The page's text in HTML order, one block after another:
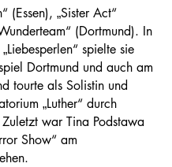
(Essen), „Sister Act“
(Dortmund). In
spielte sie
Dortmund und auch am
tourte als Solistin und
„Luther“ durch
war Tina Podstawa
Show“ am